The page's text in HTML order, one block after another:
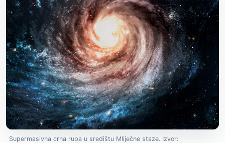
Supermasivna crna rupa u središtu Mliječne staze. Izvor: